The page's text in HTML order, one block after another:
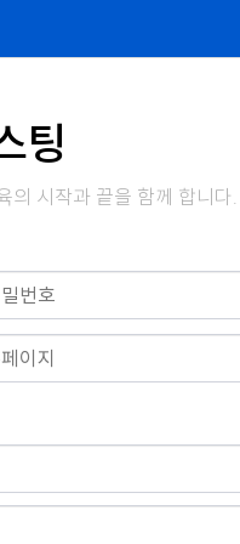
팅
의 시작과 끝을 함께 합니다.